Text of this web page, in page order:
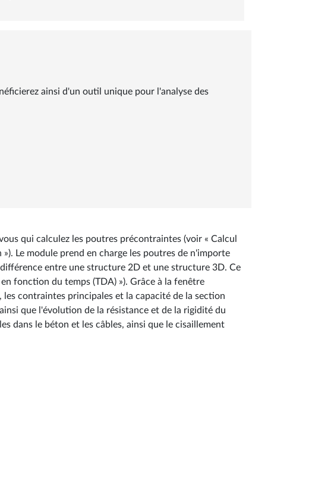
ainsi d'un outil unique pour l'analyse des
qui calculez les poutres précontraintes (voir « Calcul
Le module prend en charge les poutres de n'importe
entre une structure 2D et une structure 3D. Ce
fonction du temps (TDA) »). Grâce à la fenêtre
contraintes principales et la capacité de la section
que l'évolution de la résistance et de la rigidité du
dans le béton et les câbles, ainsi que le cisaillement